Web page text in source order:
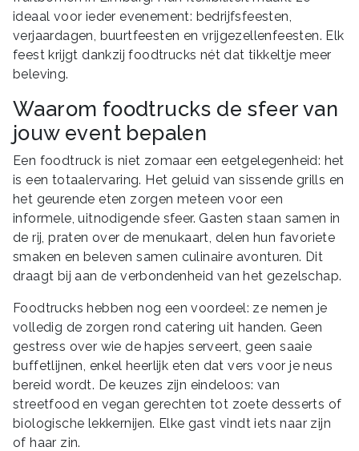
ideaal voor ieder evenement: bedrijfsfeesten,
verjaardagen, buurtfeesten en vrijgezellenfeesten. Elk
feest krijgt dankzij foodtrucks nét dat tikkeltje meer
beleving.
Waarom foodtrucks de sfeer van
jouw event bepalen
Een foodtruck is niet zomaar een eetgelegenheid: het
is een totaalervaring. Het geluid van sissende grills en
het geurende eten zorgen meteen voor een
informele, uitnodigende sfeer. Gasten staan samen in
de rij, praten over de menukaart, delen hun favoriete
smaken en beleven samen culinaire avonturen. Dit
draagt bij aan de verbondenheid van het gezelschap.
Foodtrucks hebben nog een voordeel: ze nemen je
volledig de zorgen rond catering uit handen. Geen
gestress over wie de hapjes serveert, geen saaie
buffetlijnen, enkel heerlijk eten dat vers voor je neus
bereid wordt. De keuzes zijn eindeloos: van
streetfood en vegan gerechten tot zoete desserts of
biologische lekkernijen. Elke gast vindt iets naar zijn
of haar zin.